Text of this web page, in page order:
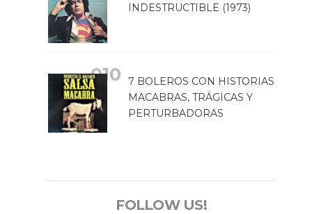
INDESTRUCTIBLE (1973)
7 BOLEROS CON HISTORIAS
MACABRAS, TRÁGICAS Y
PERTURBADORAS
FOLLOW US!